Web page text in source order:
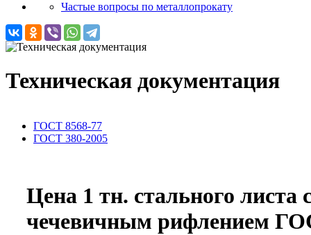
Частые вопросы по металлопрокату
Техническая документация
ГОСТ 8568-77
ГОСТ 380-2005
Цена 1 тн. стального листа
чечевичным рифлением